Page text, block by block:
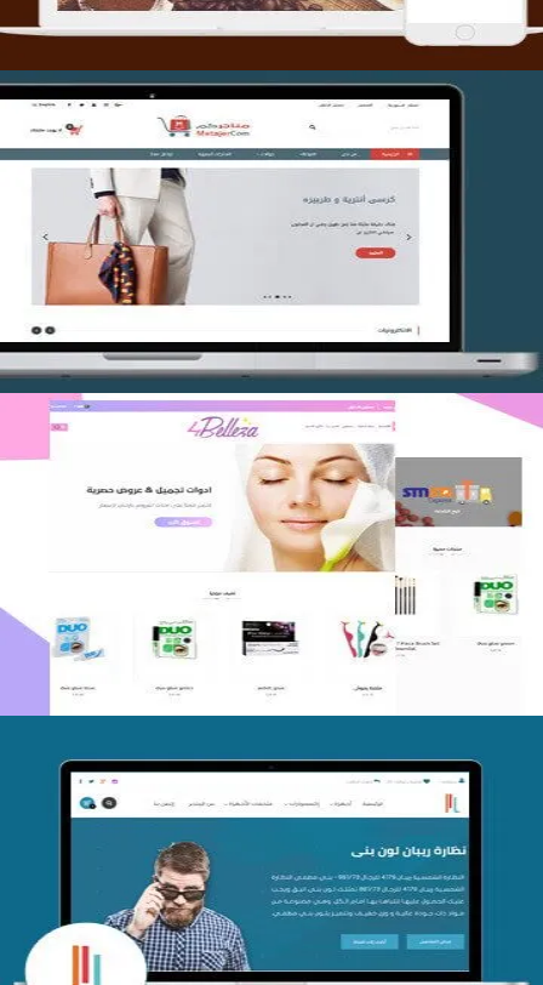
تصميم متجر متاجركم
اعادة تصميم متجر فوربليزا
التفاصيل
تصميم متجر اي كير
التفاصيل